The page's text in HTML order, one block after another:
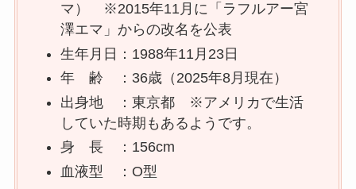
マ） ※2015年11月に「ラフルアー宮
澤エマ」からの改名を公表
生年月日：1988年11月23日
年 齢 ：36歳（2025年8月現在）
出身地 ：東京都 ※アメリカで生活
していた時期もあるようです。
身 長 ：156cm
血液型 ：O型